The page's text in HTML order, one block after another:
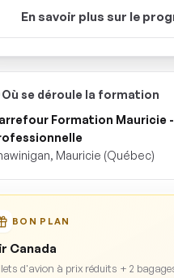
En savoir plus sur le
Où se déroule la formation
Formation Mauricie
, Mauricie (Québec)
BON PLAN
Canada
d'avion à prix réduits + 2